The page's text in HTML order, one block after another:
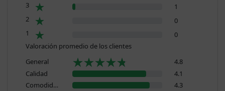
3
1
2
0
1
0
Valoración promedio de los clientes
General
4.8
Calidad
4.1
Comodidad
4.3